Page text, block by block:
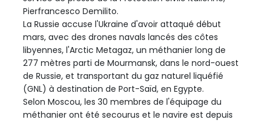
Pierfrancesco Demilito.
La Russie accuse l'Ukraine d'avoir attaqué début
mars, avec des drones navals lancés des côtes
libyennes, l'Arctic Metagaz, un méthanier long de
277 mètres parti de Mourmansk, dans le nord-ouest
de Russie, et transportant du gaz naturel liquéfié
(GNL) à destination de Port-Saïd, en Egypte.
Selon Moscou, les 30 membres de l'équipage du
méthanier ont été secourus et le navire est depuis